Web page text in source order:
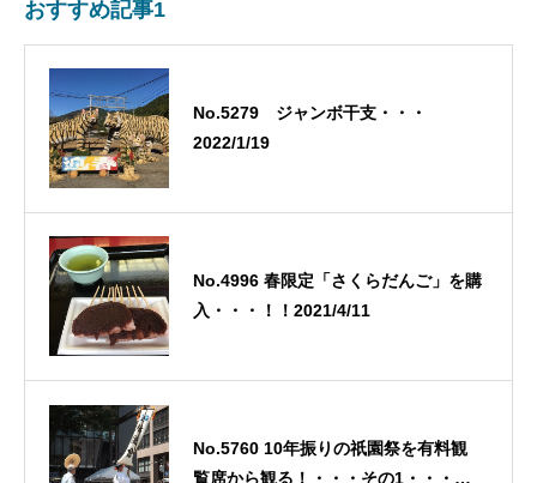
おすすめ記事1
No.5279 ジャンボ干支・・・
2022/1/19
No.4996 春限定「さくらだんご」を購
入・・・！！2021/4/11
No.5760 10年振りの祇園祭を有料観
覧席から観る！・・・その1・・・